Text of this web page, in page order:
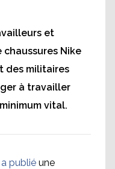
et
chaussures Nike
des militaires
à travailler
vital.
publié une